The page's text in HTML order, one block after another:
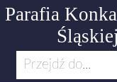
Parafia
Śląskiej
Przejdź do...